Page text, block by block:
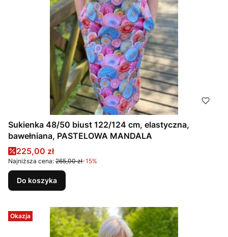
Sukienka 48/50 biust 122/124 cm, elastyczna,
bawełniana, PASTELOWA MANDALA
Cena promocyjna
225,00 zł
Najniższa cena: 265,00 zł-15%
Do koszyka
Okazja